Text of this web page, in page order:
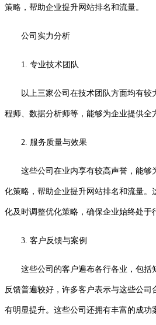
策略，帮助企业提升网站排名和流量。
公司实力分析
1. 专业技术团队
以上三家公司在技术团队方面均有较
程师、数据分析师等，能够为企业提供全
2. 服务质量与效果
这些公司在业内享有较高声誉，能够
化策略，帮助企业提升网站排名和流量。
化及时调整优化策略，确保企业始终处于
3. 客户反馈与案例
这些公司的客户遍布各行各业，包括
反馈普遍较好，许多客户表示与这些公司
有明显提升。这些公司还拥有丰富的成功